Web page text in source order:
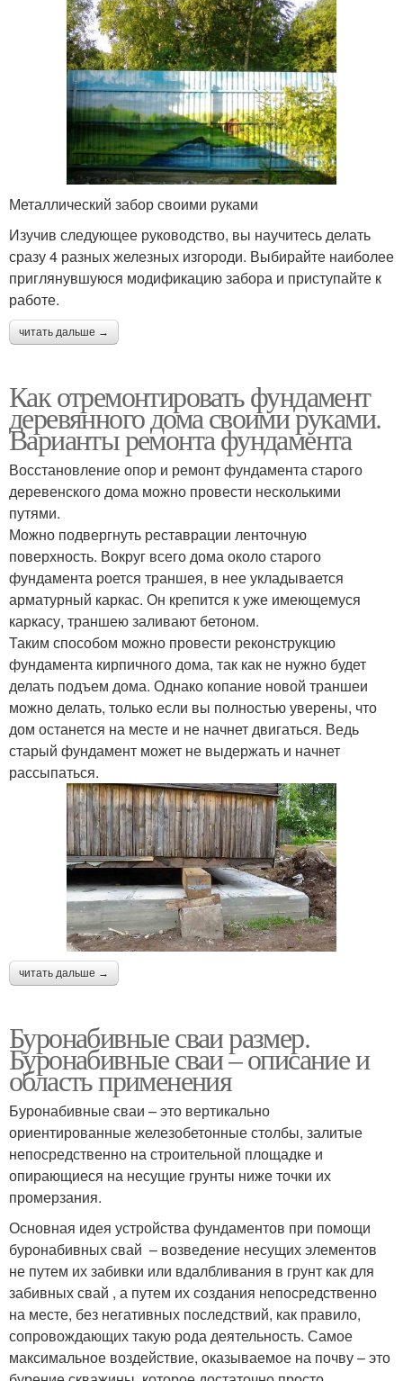
Металлический забор своими руками
Изучив следующее руководство, вы научитесь делать
сразу 4 разных железных изгороди. Выбирайте наиболее
приглянувшуюся модификацию забора и приступайте к
работе.
читать дальше →
Как отремонтировать фундамент
деревянного дома своими руками.
Варианты ремонта фундамента
Восстановление опор и ремонт фундамента старого
деревенского дома можно провести несколькими
путями.
Можно подвергнуть реставрации ленточную
поверхность. Вокруг всего дома около старого
фундамента роется траншея, в нее укладывается
арматурный каркас. Он крепится к уже имеющемуся
каркасу, траншею заливают бетоном.
Таким способом можно провести реконструкцию
фундамента кирпичного дома, так как не нужно будет
делать подъем дома. Однако копание новой траншеи
можно делать, только если вы полностью уверены, что
дом останется на месте и не начнет двигаться. Ведь
старый фундамент может не выдержать и начнет
рассыпаться.
читать дальше →
Буронабивные сваи размер.
Буронабивные сваи – описание и
область применения
Буронабивные сваи – это вертикально
ориентированные железобетонные столбы, залитые
непосредственно на строительной площадке и
опирающиеся на несущие грунты ниже точки их
промерзания.
Основная идея устройства фундаментов при помощи
буронабивных свай – возведение несущих элементов
не путем их забивки или вдалбливания в грунт как для
забивных свай , а путем их создания непосредственно
на месте, без негативных последствий, как правило,
сопровождающих такую рода деятельность. Самое
максимальное воздействие, оказываемое на почву – это